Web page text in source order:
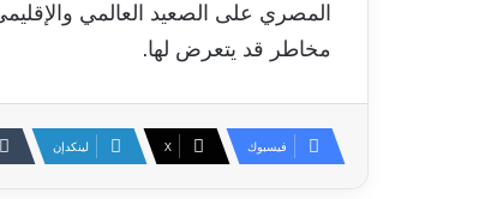
المصري على الصعيد العالمي
مخاطر قد يتعرض لها.
فيسبوك ‫X لينكدإن